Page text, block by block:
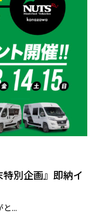
別企画』即納イ
...